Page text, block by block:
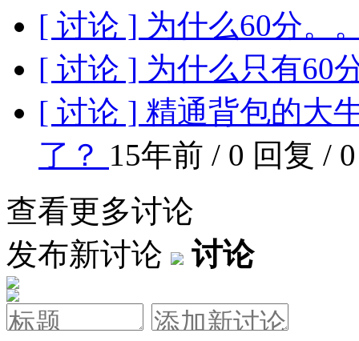
[ 讨论 ] 为什么60分。
[ 讨论 ] 为什么只有60
[ 讨论 ] 精通背包的大
了？ 15年前 / 0 回复 /
查看更多讨论
发布新讨论
讨论